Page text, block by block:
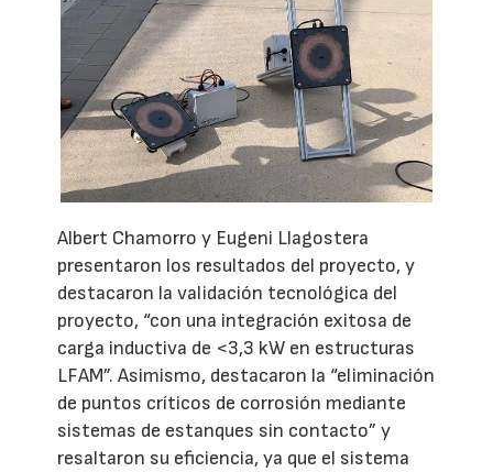
Albert Chamorro y Eugeni Llagostera
presentaron los resultados del proyecto, y
destacaron la validación tecnológica del
proyecto, “con una integración exitosa de
carga inductiva de <3,3 kW en estructuras
LFAM”. Asimismo, destacaron la “eliminación
de puntos críticos de corrosión mediante
sistemas de estanques sin contacto” y
resaltaron su eficiencia, ya que el sistema